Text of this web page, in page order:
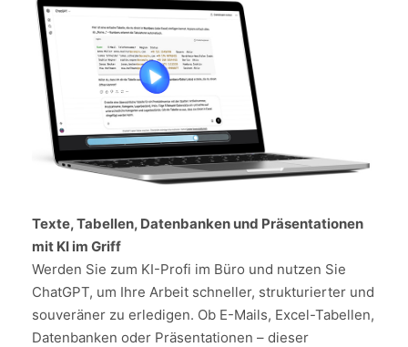
Texte, Tabellen, Datenbanken und Präsentationen
mit KI im Griff
Werden Sie zum KI-Profi im Büro und nutzen Sie
ChatGPT, um Ihre Arbeit schneller, strukturierter und
souveräner zu erledigen. Ob E-Mails, Excel-Tabellen,
Datenbanken oder Präsentationen – dieser